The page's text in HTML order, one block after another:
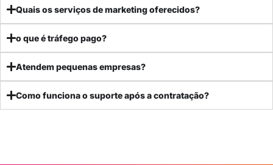
Quais os serviços de marketing oferecidos?
o que é tráfego pago?
Atendem pequenas empresas?
Como funciona o suporte após a contratação?